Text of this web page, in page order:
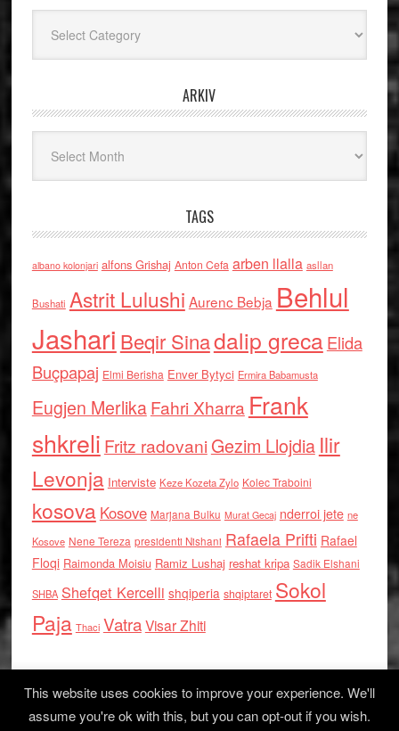
ARKIV
TAGS
albano kolonjari alfons Grishaj Anton Cefa arben llalla asllan
Bushati Astrit Lulushi Aurenc Bebja Behlul
Jashari Beqir Sinadalip grecaElida
Buçpapaj Elmi Berisha Enver Bytyci Ermira Babamusta
Eugjen MerlikaFahri Xharra Frank
shkreli Fritz radovaniGezim Llojdia Ilir
Levonja Interviste Keze Kozeta Zylo Kolec Traboini
kosova Kosove Marjana Bulku Murat Gecaj nderroi jete ne
Kosove Nene Tereza presidenti Nishani Rafaela Prifti Rafael
Floqi Raimonda Moisiu Ramiz Lushaj reshat kripa Sadik Elshani
SHBA Shefqet Kercelli shqiperia shqiptaret Sokol
Paja Thaci VatraVisar Zhiti
This website uses cookies to improve your experience. We'll
assume you're ok with this, but you can opt-out if you wish.